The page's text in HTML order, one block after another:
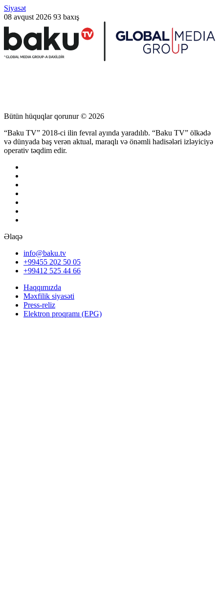
Siyasət
08 avqust 2026 93 baxış
Bütün hüquqlar qorunur © 2026
“Baku TV” 2018-ci ilin fevral ayında yaradılıb. “Baku TV” ölkədə
və dünyada baş verən aktual, maraqlı və önəmli hadisələri izləyiciyə
operativ təqdim edir.
Əlaqə
info@baku.tv
+99455 202 50 05
+99412 525 44 66
Haqqımızda
Məxfilik siyasəti
Press-reliz
Elektron proqramı (EPG)